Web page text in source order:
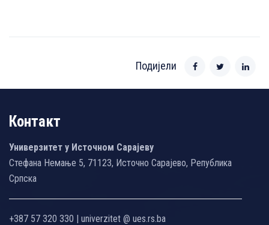
Подијели
Контакт
Универзитет у Источном Сарајеву
Стефана Немање 5, 71123, Источно Сарајево, Република
Српска
+387 57 320 330 | univerzitet @ ues.rs.ba